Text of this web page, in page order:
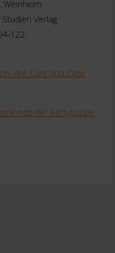
Weinheim:
Verlag
122.
Wie Care und Case
der Fachgruppe